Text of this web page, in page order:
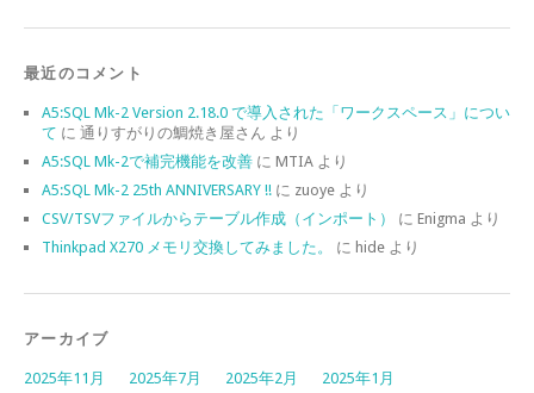
最近のコメント
A5:SQL Mk-2 Version 2.18.0 で導入された「ワークスペース」につい
て に 通りすがりの鯛焼き屋さん より
A5:SQL Mk-2で補完機能を改善 に MTIA より
A5:SQL Mk-2 25th ANNIVERSARY !! に zuoye より
CSV/TSVファイルからテーブル作成（インポート）
に Enigma より
Thinkpad X270 メモリ交換してみました。
に hide より
アーカイブ
2025年11月 2025年7月 2025年2月
2025年1月